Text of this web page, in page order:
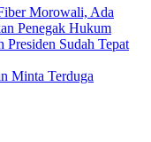
Morowali, Ada
Penegak Hukum
Sudah Tepat
Minta Terduga